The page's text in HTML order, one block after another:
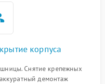
корпуса
Снятие крепежных
демонтаж